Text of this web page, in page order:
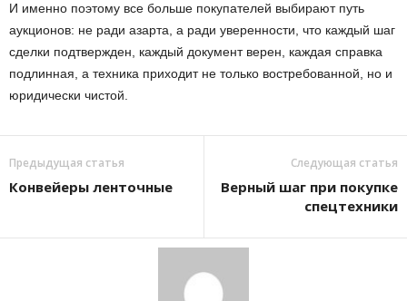
И именно поэтому все больше покупателей выбирают путь
аукционов: не ради азарта, а ради уверенности, что каждый шаг
сделки подтвержден, каждый документ верен, каждая справка
подлинная, а техника приходит не только востребованной, но и
юридически чистой.
Предыдущая статья
Конвейеры ленточные
Следующая статья
Верный шаг при покупке
спецтехники